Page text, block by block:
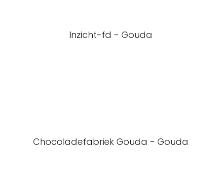
Inzicht-fd - Gouda
Chocoladefabriek Gouda - Gouda